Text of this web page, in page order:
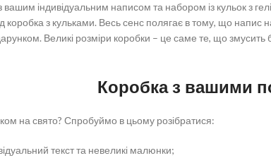
індивідуальним написом та набором із кульок з
з кульками. Весь сенс полягає в тому, що напис
Великі розміри коробки – це саме те, що
Коробка з вашими
на свято? Спробуймо в цьому розібратися:
текст та невеликі малюнки;